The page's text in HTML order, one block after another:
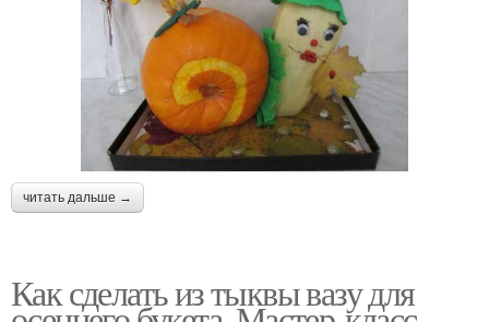
читать дальше →
Как сделать из тыквы вазу для